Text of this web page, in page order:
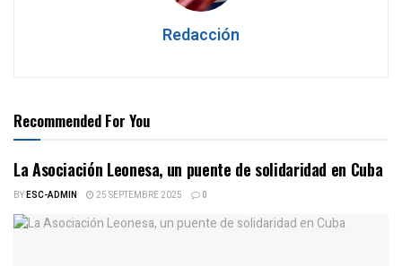
Redacción
Recommended For You
La Asociación Leonesa, un puente de solidaridad en Cuba
BYESC-ADMIN 25 SEPTEMBRE 2025 0